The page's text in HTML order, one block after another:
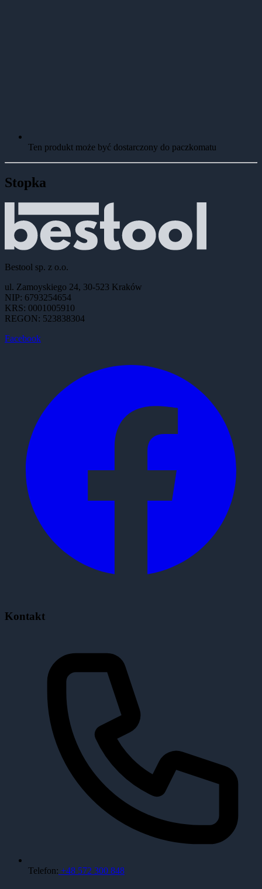
Ten produkt może być dostarczony do paczkomatu
Stopka
Bestool sp. z o.o.
ul. Zamoyskiego 24, 30-523 Kraków
NIP: 6793254654
KRS: 0001005910
REGON: 523838304
Facebook
Kontakt
Telefon: +48 572 300 848